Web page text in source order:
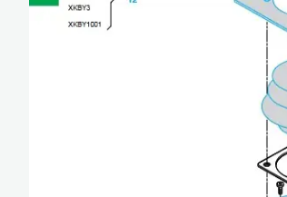
Zaman Saatleri